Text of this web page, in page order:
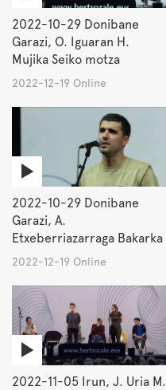
2022-10-29 Donibane
Garazi, O. Iguaran H.
Mujika Seiko motza
2022-12-19 Online
2022-10-29 Donibane
Garazi, A.
Etxeberriazarraga Bakarka
2022-12-19 Online
2022-11-05 Irun, J. Uria M.